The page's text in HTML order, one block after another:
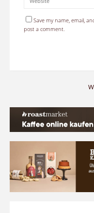
Save my name, email,
post a comment.